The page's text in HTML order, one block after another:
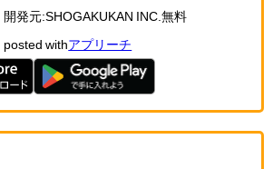
開発元:SHOGAKUKAN INC.無料
posted withアプリーチ